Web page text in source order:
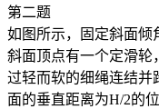
第二题
如图所示，固定斜面倾
斜面顶点有一个定滑轮
过轻而软的细绳连结并
面的垂直距离为H/2的